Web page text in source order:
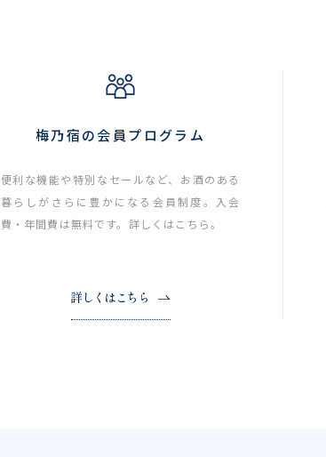
梅乃宿の会員プログラム
便利な機能や特別なセールなど、お酒のある
暮らしがさらに豊かになる会員制度。入会
費・年間費は無料です。詳しくはこちら。
詳しくはこちら